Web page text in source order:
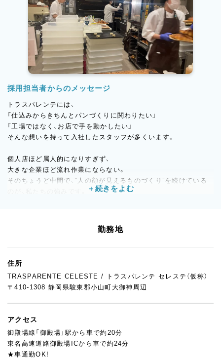
採用担当者からのメッセージ
トラスパレンテには、
「仕込みからきちんとパンづくりに関わりたい」
「工場ではなく、お店で手を動かしたい」
そんな想いを持って入社したスタッフが多くいます。
個人店ほど属人的になりすぎず、
大きな企業ほど流れ作業にならない。
そのちょうど中間で、“人の顔が見えるものづくり”を続けている
パンやお菓子が好きで、成長していきたい方。
ぜひ一度、トラスパレンテの雰囲気を見に来てください。
す。
勤務地
住所
TRASPARENTE CELESTE / トラスパレンテ セレステ（仮称）
〒410-1308 静岡県駿東郡小山町大御神周辺
アクセス
御殿場線「御殿場」駅から車で約20分
東名高速道路御殿場ICから車で約24分
★車通勤OK!